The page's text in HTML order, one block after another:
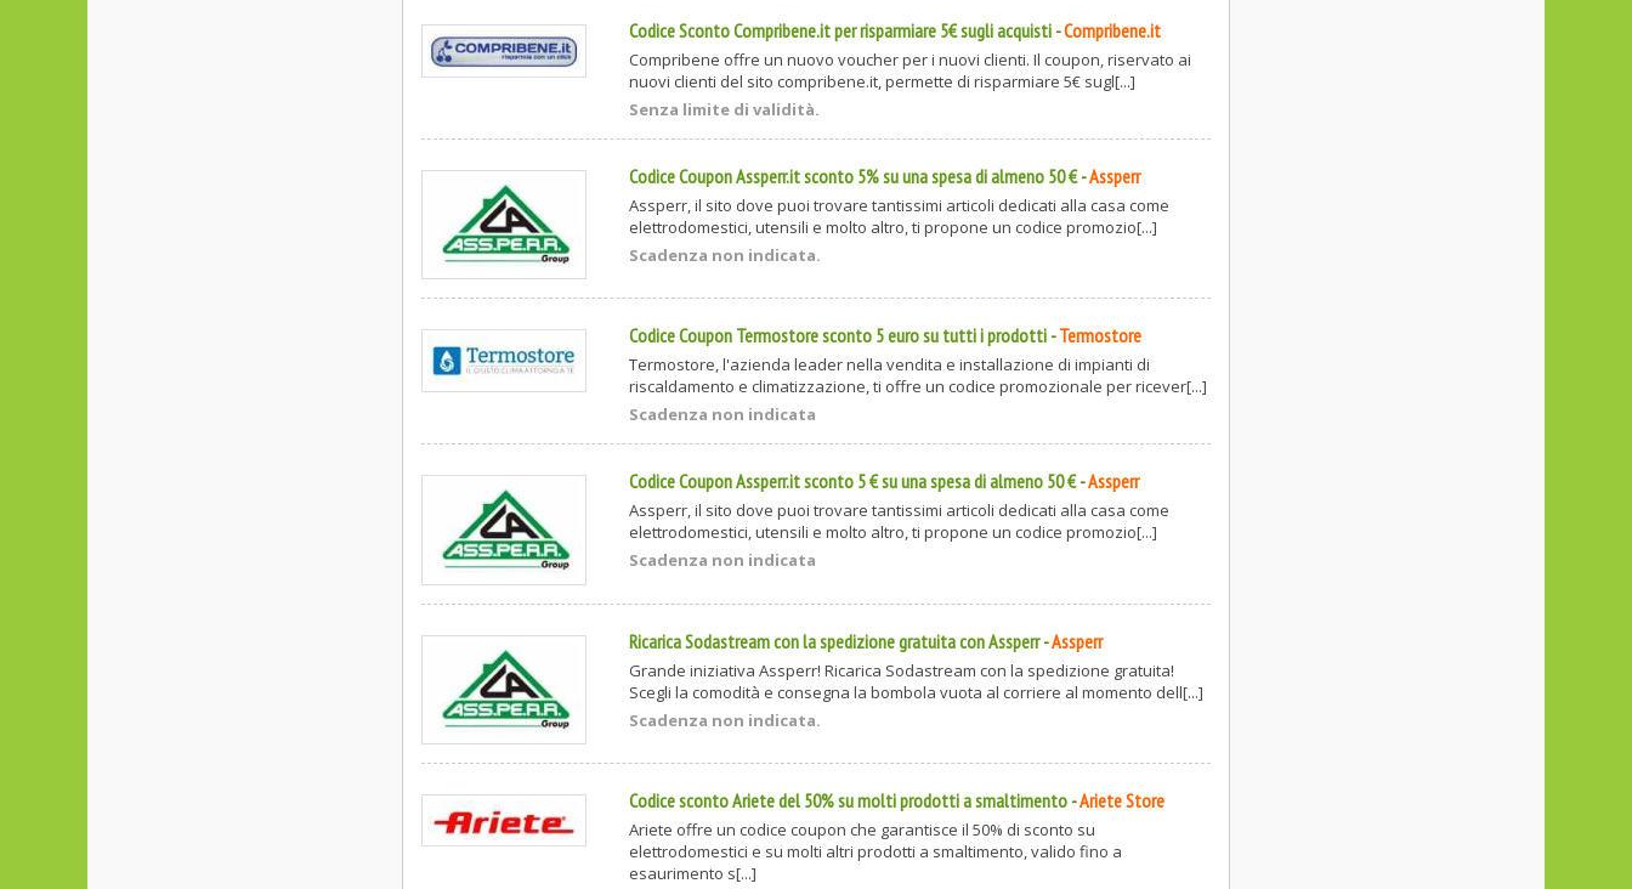
Codice Sconto Compribene.it per risparmiare 5€ sugli acquisti -Compribene.it
Compribene offre un nuovo voucher per i nuovi clienti. Il coupon, riservato ai
nuovi clienti del sito compribene.it, permette di risparmiare 5€ sugl[...]
Senza limite di validità.
Codice Coupon Assperr.it sconto 5% su una spesa di almeno 50 €-Assperr
Assperr, il sito dove puoi trovare tantissimi articoli dedicati alla casa come
elettrodomestici, utensili e molto altro, ti propone un codice promozio[...]
Scadenza non indicata.
Codice Coupon Termostore sconto 5 euro su tutti i prodotti -Termostore
Termostore, l'azienda leader nella vendita e installazione di impianti di
riscaldamento e climatizzazione, ti offre un codice promozionale per ricever[...]
Scadenza non indicata
Codice Coupon Assperr.it sconto 5 € su una spesa di almeno 50 €-Assperr
Assperr, il sito dove puoi trovare tantissimi articoli dedicati alla casa come
elettrodomestici, utensili e molto altro, ti propone un codice promozio[...]
Scadenza non indicata
Ricarica Sodastream con la spedizione gratuita con Assperr-Assperr
Grande iniziativa Assperr! Ricarica Sodastream con la spedizione gratuita!
Scegli la comodità e consegna la bombola vuota al corriere al momento dell[...]
Scadenza non indicata.
Codice sconto Ariete del 50% su molti prodotti a smaltimento -Ariete Store
Ariete offre un codice coupon che garantisce il 50% di sconto su
elettrodomestici e su molti altri prodotti a smaltimento, valido fino a
esaurimento s[...]